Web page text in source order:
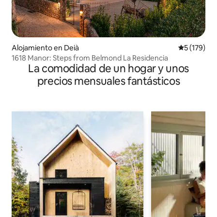
Alojamiento en Deià
5 (179)
1618 Manor: Steps from Belmond La Residencia
La comodidad de un hogar y unos
precios mensuales fantásticos